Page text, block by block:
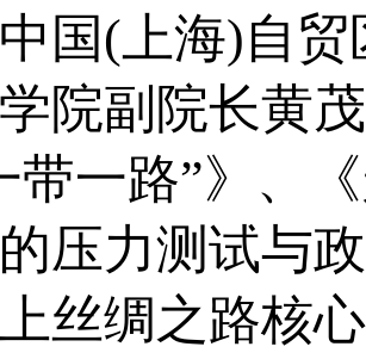
国(上海)自
院副院长黄
带一路”》、
压力测试与
丝绸之路核